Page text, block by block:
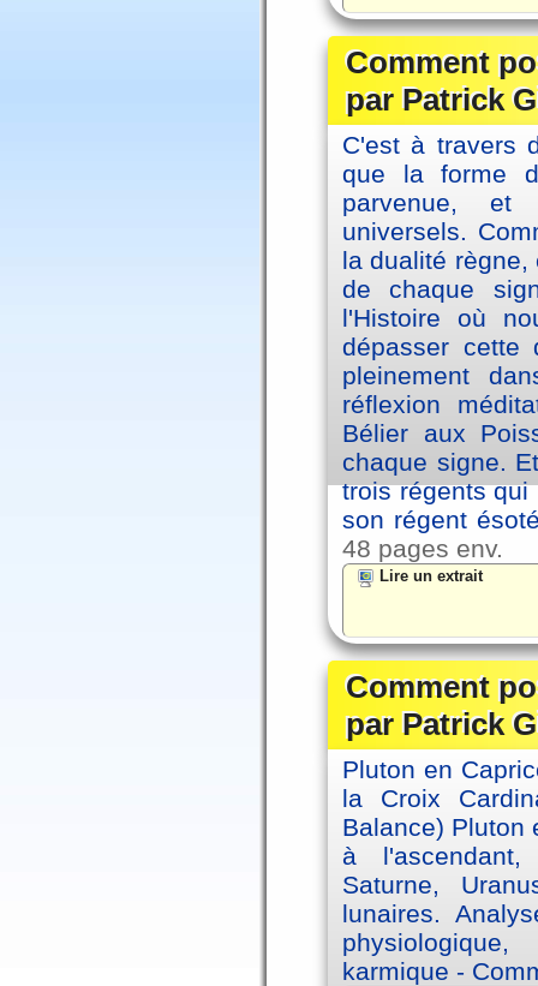
Comment
par Patrick
C'est à travers
que la forme
parvenue, et
universels.
la dualité
de chaque
l'Histoire où
dépasser cette
pleinement
réflexion
Bélier aux
chaque signe.
trois régents
son régent
48 pages env.
Lire un extrait
Comment
par Patrick
Pluton en
la Croix
Balance) Pluton
à
Saturne,
lunaires.
karmique -